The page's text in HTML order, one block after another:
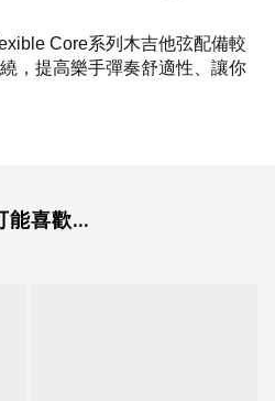
Core系列木吉他弦配備較
，提高樂手彈奏舒適性、讓你
能喜歡...